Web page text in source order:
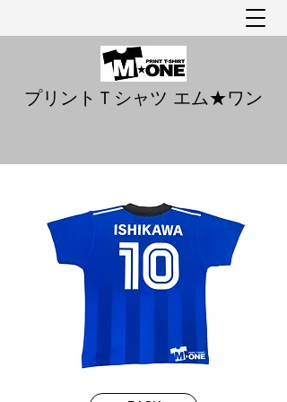
プリントＴシャツ エム★ワン